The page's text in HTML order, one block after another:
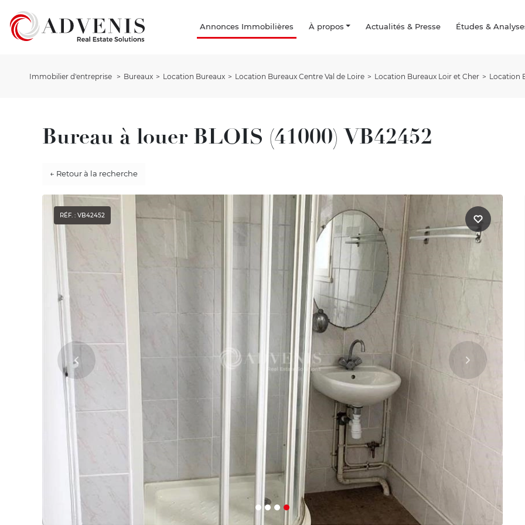
Annonces Immobilières À propos Actualités & Presse Études &
Immobilier d'entreprise Bureaux Location Bureaux Location Bureaux Centre Val de Loire Location Bureaux Loir et Cher Location
Bureau à louer BLOIS (41000) VB42452
← Retour à la recherche
RÉF. : VB42452